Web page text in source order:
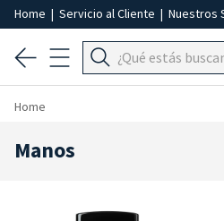
Home | Servicio al Cliente | Nuestros
Home
Manos